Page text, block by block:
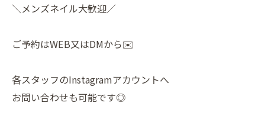
＼メンズネイル大歓迎／
ご予約はWEB又はDMから✉️
各スタッフのInstagramアカウントへ
お問い合わせも可能です◎